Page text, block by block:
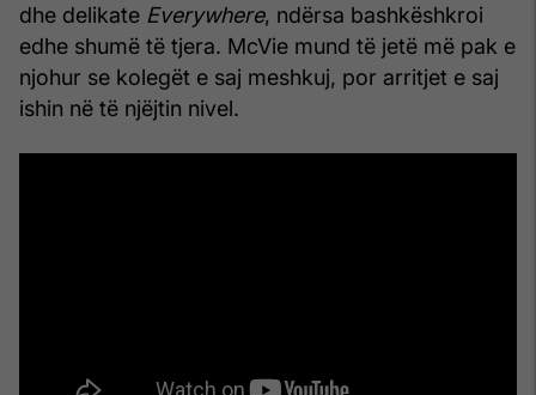
dhe delikate Everywhere, ndërsa bashkëshkroi
edhe shumë të tjera. McVie mund të jetë më pak e
njohur se kolegët e saj meshkuj, por arritjet e saj
ishin në të njëjtin nivel.